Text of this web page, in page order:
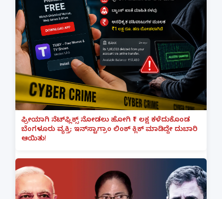
ಫ್ರೀಯಾಗಿ ನೆಟ್‌ಫ್ಲಿಕ್ಸ್ ನೋಡಲು ಹೋಗಿ ₹1 ಲಕ್ಷ ಕಳೆದುಕೊಂಡ
ಬೆಂಗಳೂರು ವ್ಯಕ್ತಿ; ಇನ್‌ಸ್ಟಾಗ್ರಾಂ ಲಿಂಕ್ ಕ್ಲಿಕ್ ಮಾಡಿದ್ದೇ ದುಬಾರಿ
ಆಯಿತು!